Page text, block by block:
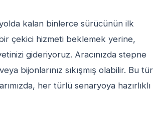
kalan binlerce sürücünün ilk
bir çekici hizmeti beklemek yerine,
gideriyoruz. Aracınızda stepne
bijonlarınız sıkışmış olabilir. Bu tür
her türlü senaryoya hazırlıklı